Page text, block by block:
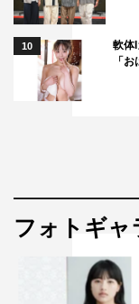
10
軟体
「
フォトギャ